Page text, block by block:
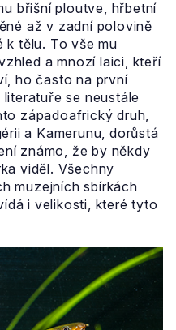
břišní ploutve, hřbetní
až v zadní polovině
k tělu. To vše mu
a mnozí laici, kteří
ho často na první
se neustále
západoafrický druh,
a Kamerunu, dorůstá
známo, že by někdy
viděl. Všechny
muzejních sbírkách
i velikosti, které tyto